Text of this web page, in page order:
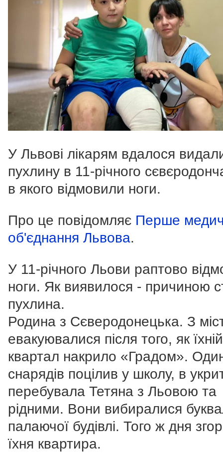
У Львові лікарям вдалося
пухлину в 11-річного
в якого відмовили ноги.
Про це повідомляє Перше
об'єднання Львова.
У 11-річного Льови раптово
ноги. Як виявилося - причиною
пухлина.
Родина з Сєверодонецька. З
евакуювалися після того, як їхній
квартал накрило «Градом».
снарядів поцілив у школу, в
перебувала Тетяна з Льовою та
рідними. Вони вибиралися
палаючої будівлі. Того ж дня
їхня квартира.